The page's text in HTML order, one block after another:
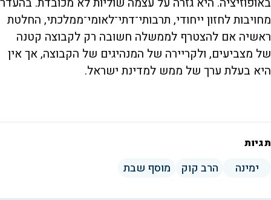
מחויבות לחזון ייחודי, תרבותי־דתי־לאומי־ממלכתי, החלטת
ראשיה אם להצטרף לממשלה חשובה רק לקבוצה קטנה
של מצביעים, ולקריירה של המנהיגים של הקבוצה, אך אין
היא בעלת ערך של ממש למדינת ישראל.
תגיות
ימינה הרב קוק מוסף שבת